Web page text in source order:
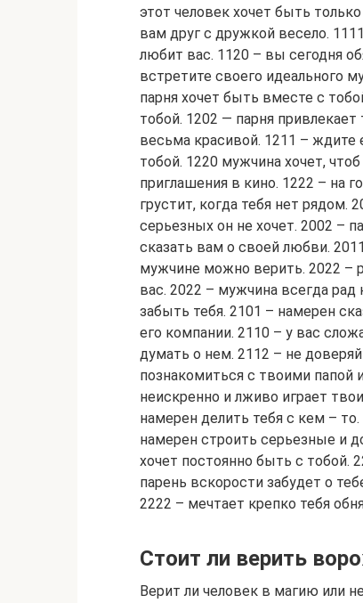
этот человек хочет быть
вам друг с дружкой весело.
любит вас. 1120 – вы сегодня
встретите своего идеального
парня хочет быть вместе с
тобой. 1202 — парня
весьма красивой. 1211 – ждите
тобой. 1220 мужчина хочет,
приглашения в кино. 1222 – на
грустит, когда тебя нет
серьезных он не хочет. 2002 –
сказать вам о своей любви.
мужчине можно верить. 2022 –
вас. 2022 – мужчина всегда
забыть тебя. 2101 – намерен
его компании. 2110 – у вас
думать о нем. 2112 – не
познакомиться с твоими
неискренно и лживо играет
намерен делить тебя с кем –
намерен строить серьезные и
хочет постоянно быть с тобой.
парень вскорости забудет о
2222 – мечтает крепко тебя
Стоит ли верить
Верит ли человек в магию или